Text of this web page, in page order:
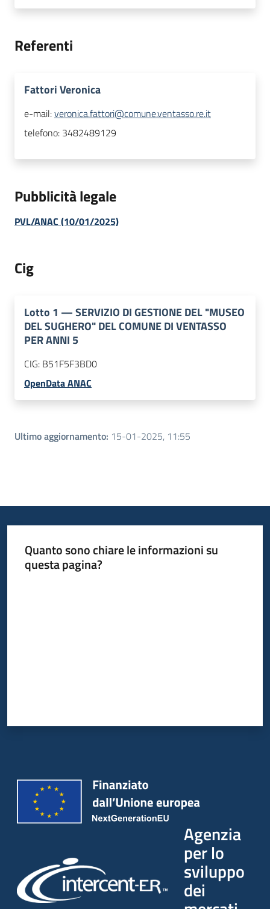
Referenti
Fattori Veronica
e-mail:veronica.fattori@comune.ventasso.re.it
telefono: 3482489129
Pubblicità legale
PVL/ANAC (10/01/2025)
Cig
Lotto 1 —SERVIZIO DI GESTIONE DEL "MUSEO
DEL SUGHERO" DEL COMUNE DI VENTASSO
PER ANNI 5
CIG: B51F5F3BD0
OpenData ANAC
Ultimo aggiornamento: 15-01-2025, 11:55
Quanto sono chiare le informazioni su
questa pagina?
Agenzia
per lo
sviluppo
dei